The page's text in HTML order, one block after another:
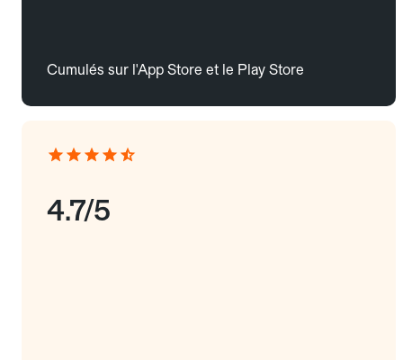
Cumulés sur l'App Store et le Play Store
4.7/5